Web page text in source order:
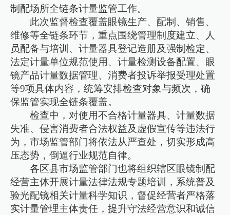
制配场所全链条计量监管工作。
此次监督检查覆盖眼镜生产、配制、销售、
维修等全链条环节，重点围绕管理制度建立、人
员配备与培训、计量器具登记造册及强制检定、
法定计量单位规范使用、计量检测设备配置、眼
镜产品计量数据管理、消费者投诉举报受理处置
等9项具体内容，统筹安排检查对象与频次，确
保监管实现全链条覆盖。
检查中，对使用不合格计量器具、计量数据
失准、侵害消费者合法权益及虚假宣传等违法行
为，市场监管部门将依法从严查处，切实形成高
压态势，倒逼行业规范自律。
各区县市场监管部门也将组织辖区眼镜制配
经营主体开展计量法律法规专题培训，系统普及
验光配镜相关计量科学知识，督促经营者严格落
实计量管理主体责任，提升守法经营意识和诚信